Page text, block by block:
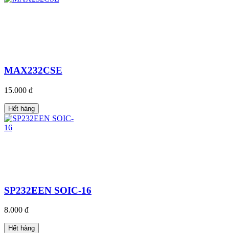
MAX232CSE
15.000 đ
Hết hàng
SP232EEN SOIC-16
8.000 đ
Hết hàng